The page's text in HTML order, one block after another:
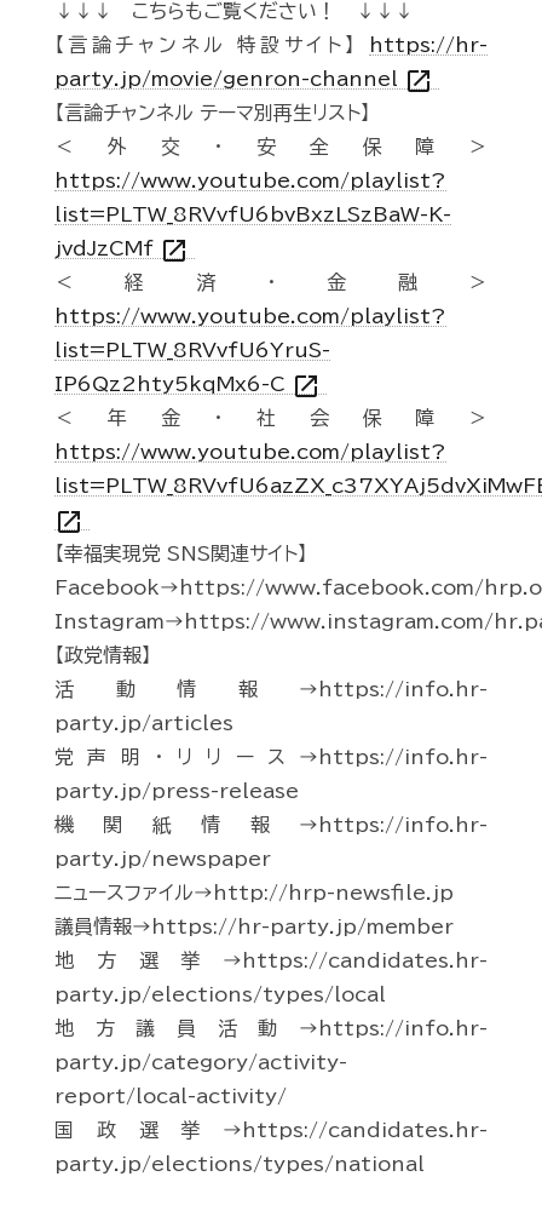
↓↓↓ こちらもご覧ください！ ↓↓↓
【言論チャンネル 特設サイト】
https://hr-
party.jp/movie/genron-channel open_in_new
【言論チャンネル テーマ別再生リスト】
＜外交・安全保障＞
https://www.youtube.com/playlist?
list=PLTW_8RVvfU6bvBxzLSzBaW-K-
jvdJzCMf open_in_new
＜経済・金融＞
https://www.youtube.com/playlist?
list=PLTW_8RVvfU6YruS-
IP6Qz2hty5kqMx6-C open_in_new
＜年金・社会保障＞
https://www.youtube.com/playlist?
open_in_new
【幸福実現党 SNS関連サイト】
Facebook→https://www.facebook.com/
Instagram→https://www.instagram.com/
【政党情報】
活動情報→https://info.hr-
party.jp/articles
党声明・リリース→https://info.hr-
party.jp/press-release
機関紙情報→https://info.hr-
party.jp/newspaper
ニュースファイル→http://hrp-newsfile.jp
議員情報→https://hr-party.jp/member
地方選挙→https://candidates.hr-
party.jp/elections/types/local
地方議員活動→https://info.hr-
party.jp/category/activity-
report/local-activity/
国政選挙→https://candidates.hr-
party.jp/elections/types/national